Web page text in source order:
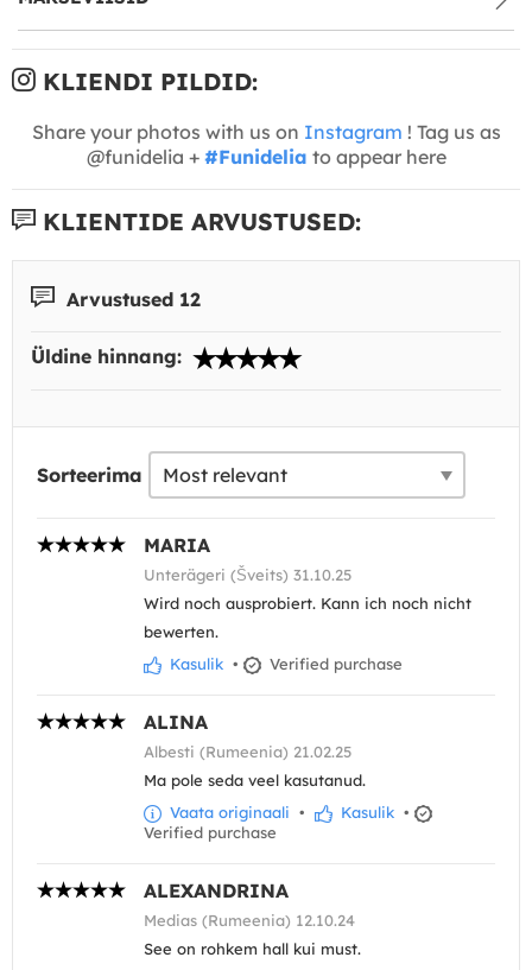
KLIENDI PILDID:
Share your photos with us on Instagram ! Tag us as
@funidelia + #Funidelia to appear here
KLIENTIDE ARVUSTUSED:
Arvustused 12
Üldine hinnang:
Sorteerima
MARIA
Unterägeri (Šveits) 31.10.25
Wird noch ausprobiert. Kann ich noch nicht
bewerten.
Kasulik • Verified purchase
ALINA
Albesti (Rumeenia) 21.02.25
Ma pole seda veel kasutanud.
Vaata originaali • Kasulik •
Verified purchase
ALEXANDRINA
Medias (Rumeenia) 12.10.24
See on rohkem hall kui must.